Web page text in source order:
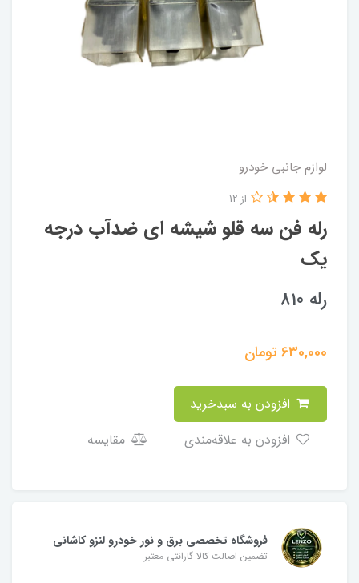
لوازم جانبی خودرو
رله فن سه قلو شیشه ای ضدآب درجه
یک
از 12
رله 810
630,000تومان
مقایسه
فروشگاه تخصصی برق و نور خودرو لنزو کاشانی
تضمین اصالت کالا گارانتی معتبر